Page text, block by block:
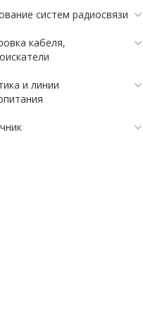
систем радиосвязи
кабеля,
и линии